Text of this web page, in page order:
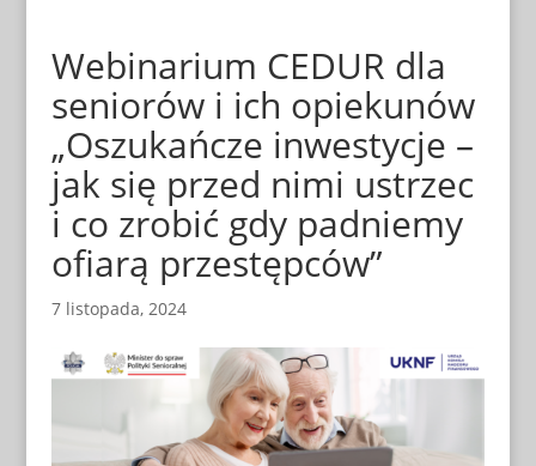
Webinarium CEDUR dla
seniorów i ich opiekunów
„Oszukańcze inwestycje –
jak się przed nimi ustrzec
i co zrobić gdy padniemy
ofiarą przestępców”
7 listopada, 2024